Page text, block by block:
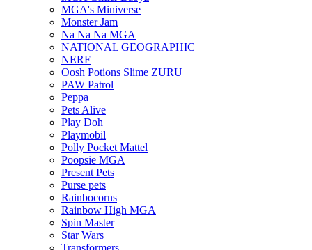
MGA's Miniverse
Monster Jam
Na Na Na MGA
NATIONAL GEOGRAPHIC
NERF
Oosh Potions Slime ZURU
PAW Patrol
Peppa
Pets Alive
Play Doh
Playmobil
Polly Pocket Mattel
Poopsie MGA
Present Pets
Purse pets
Rainbocorns
Rainbow High MGA
Spin Master
Star Wars
Transformers